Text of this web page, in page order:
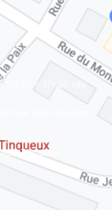
13h30 - 17h30 (du
des services
Tinqueux